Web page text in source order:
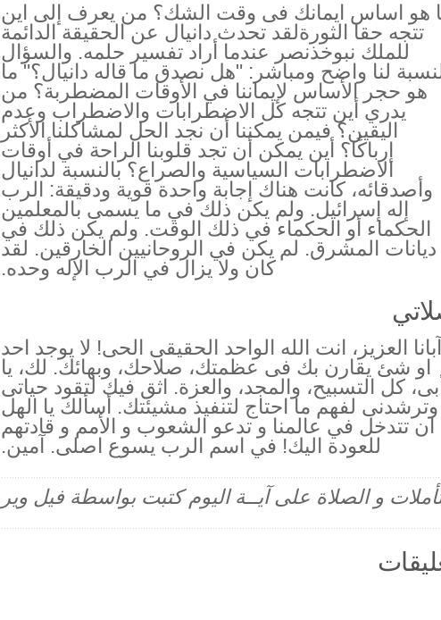
هو اساس ايمانك فى وقت الشك؟ من يعرف إلى اين
تتجه حقا الثورةلقد تحدث دانيال عن الحقيقة الدائمة
للملك نبوخذنصر عندما أراد تفسير حلمه. والسؤال
لنا واضح ومباشر: "هل نصدق ما قاله دانيال؟" ما
هو حجر الأساس لإيماننا في الأوقات المضطربة؟ من
يدري أين تتجه كل الاضطرابات والاضطراب وعدم
اليقين؟ فيمن يمكننا أن نجد الحل لمشاكلنا الأكثر
إرباكًا؟ أين يمكن أن تجد قلوبنا الراحة في أوقات
الاضطرابات السياسية والصراع؟ بالنسبة لدانيال
وأصدقائه، كانت هناك إجابة واحدة قوية ودقيقة: الرب
إله إسرائيل. ولم يكن ذلك في ما يسمى بالمعلمين
الحكماء أو الحكماء في ذلك الوقت. ولم يكن ذلك في
ديانات المشرق. لم يكن في الروحانيين الخارقين. لقد
كان ولا يزال في الرب الإله وحده.
آبانا العزيز، انت الله الواحد الحقيقى الحى! لا يوجد احد
او شئ يقارن بك فى عظمتك، صلاحك، وبهائك. لك، يا
كل التسبيح، والمجد، والعزة. اثق فيك لتقود حياتى
وترشدنى لفهم ما احتاج لتنفيذ مشيئتك. أسألك يا الهل
ان تتدخل في عالمنا و تدعو الشعوب و الأمم و قادتهم
للعودة اليك! في اسم الرب يسوع اصلى. آمين.
و الصلاة على آيــة اليوم كتبت بواسطة فيل وير